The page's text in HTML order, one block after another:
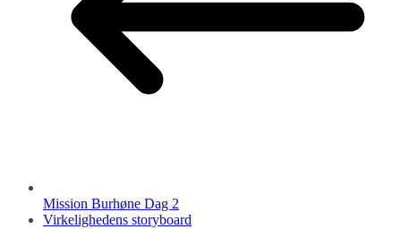
Mission Burhøne Dag 2
Virkelighedens storyboard